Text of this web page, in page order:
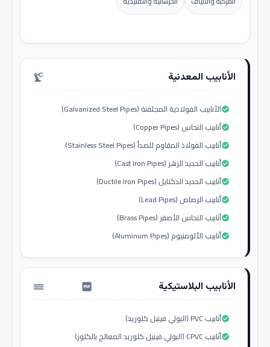
الأنابيب المعدنية precision_manufacturing
الأنابيب الفولاذية المجلفنة (Galvanized Steel Pipes)check_circle
أنابيب النحاس (Copper Pipes)check_circle
أنابيب الفولاذ المقاوم للصدأ (Stainless Steel Pipes)check_circle
أنابيب الحديد الزهر (Cast Iron Pipes)check_circle
أنابيب الحديد الدكتايل (Ductile Iron Pipes)check_circle
أنابيب الرصاص (Lead Pipes)check_circle
أنابيب النحاس الأصفر (Brass Pipes)check_circle
أنابيب الألومنيوم (Aluminum Pipes)check_circle
الأنابيب البلاستيكية water_pump
أنابيب PVC (البولي فينيل كلوريد)check_circle
أنابيب CPVC (البولي فينيل كلوريد المعالج بالكلور)check_circle